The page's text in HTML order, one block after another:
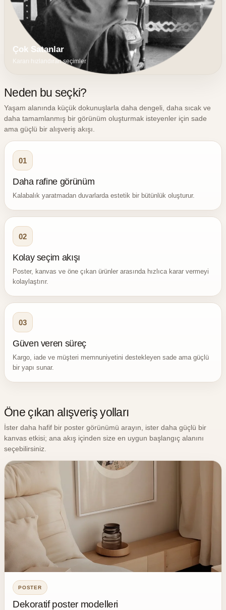
Çok Satanlar
Kararı hızlandıran seçimler
Neden bu seçki?
Yaşam alanında küçük dokunuşlarla daha dengeli, daha sıcak ve
daha tamamlanmış bir görünüm oluşturmak isteyenler için sade
ama güçlü bir alışveriş akışı.
01
Daha rafine görünüm
Kalabalık yaratmadan duvarlarda estetik bir bütünlük oluşturur.
02
Kolay seçim akışı
Poster, kanvas ve öne çıkan ürünler arasında hızlıca karar vermeyi
kolaylaştırır.
03
Güven veren süreç
Kargo, iade ve müşteri memnuniyetini destekleyen sade ama güçlü
bir yapı sunar.
Öne çıkan alışveriş yolları
İster daha hafif bir poster görünümü arayın, ister daha güçlü bir
kanvas etkisi; ana akış içinden size en uygun başlangıç alanını
seçebilirsiniz.
POSTER
Dekoratif poster modelleri